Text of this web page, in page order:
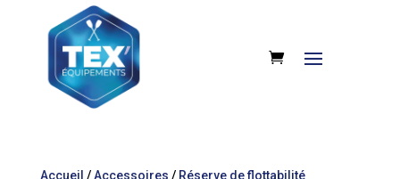
Accueil /Accessoires / Réserve de flottabilité